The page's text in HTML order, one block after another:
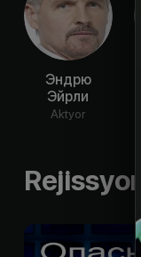
Эндрю
Эйрли
Aktyor